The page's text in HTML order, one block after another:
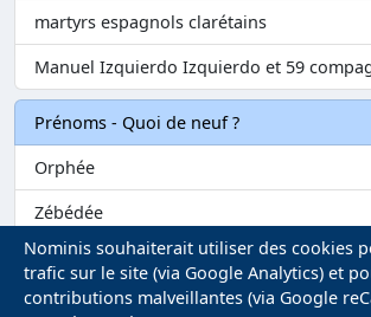
martyrs espagnols clarétains
Manuel Izquierdo Izquierdo et 59
Prénoms - Quoi de neuf ?
Orphée
Zébédée
Melvil
Matilin
Nominis souhaiterait utiliser des cookies
trafic sur le site (via Google Analytics) et
contributions malveillantes (via Google